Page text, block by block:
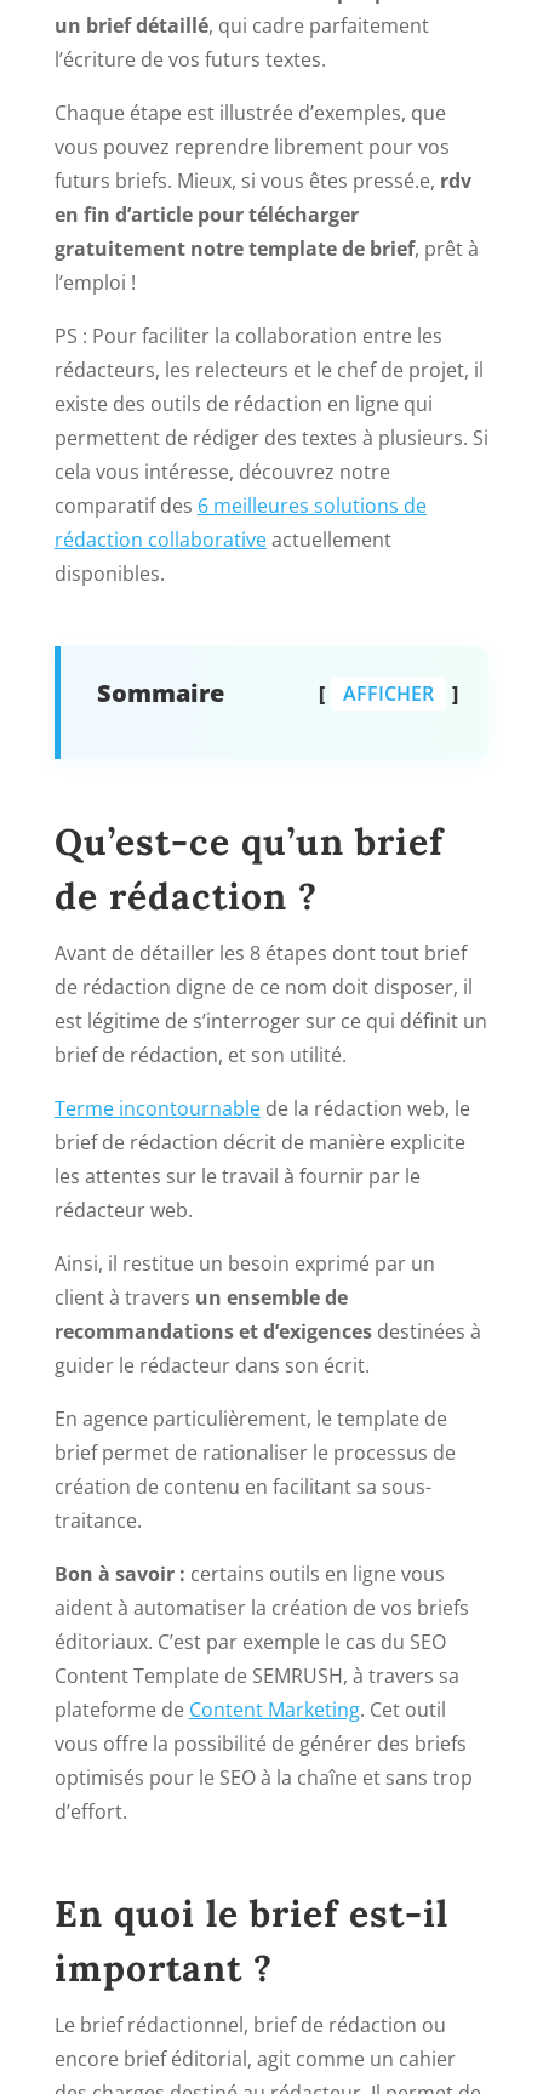
un brief détaillé, qui cadre parfaitement
l’écriture de vos futurs textes.
Chaque étape est illustrée d’exemples, que
vous pouvez reprendre librement pour vos
futurs briefs. Mieux, si vous êtes pressé.e, rdv
en fin d’article pour télécharger
gratuitement notre template de brief, prêt à
l’emploi !
PS : Pour faciliter la collaboration entre les
rédacteurs, les relecteurs et le chef de projet, il
existe des outils de rédaction en ligne qui
permettent de rédiger des textes à plusieurs. Si
cela vous intéresse, découvrez notre
comparatif des 6 meilleures solutions de
rédaction collaborativeactuellement
disponibles.
Sommaire AFFICHER
Qu’est-ce qu’un brief
de rédaction ?
Avant de détailler les 8 étapes dont tout brief
de rédaction digne de ce nom doit disposer, il
est légitime de s’interroger sur ce qui définit un
brief de rédaction, et son utilité.
Terme incontournablede la rédaction web, le
brief de rédaction décrit de manière explicite
les attentes sur le travail à fournir par le
rédacteur web.
Ainsi, il restitue un besoin exprimé par un
client à travers un ensemble de
recommandations et d’exigencesdestinées à
guider le rédacteur dans son écrit.
En agence particulièrement, le template de
brief permet de rationaliser le processus de
création de contenu en facilitant sa sous-
traitance.
Bon à savoir : certains outils en ligne vous
aident à automatiser la création de vos briefs
éditoriaux. C’est par exemple le cas du SEO
Content Template de SEMRUSH, à travers sa
plateforme de Content Marketing. Cet outil
vous offre la possibilité de générer des briefs
optimisés pour le SEO à la chaîne et sans trop
d’effort.
En quoi le brief est-il
important ?
Le brief rédactionnel, brief de rédaction ou
encore brief éditorial, agit comme un cahier